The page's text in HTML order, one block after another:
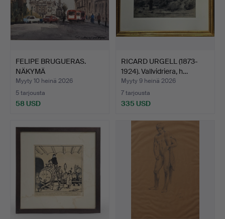
FELIPE BRUGUERAS.
NÄKYMÄ
KOLUMBUKSESTA, BA…
Myyty 10 heinä 2026
5 tarjousta
58 USD
RICARD URGELL (1873-
1924). Vallvidriera, h…
Myyty 9 heinä 2026
7 tarjousta
335 USD